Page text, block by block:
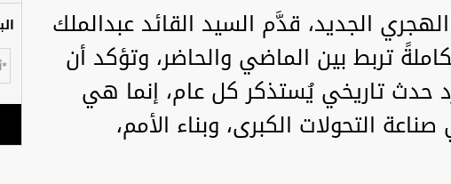
الجديد، قدَّم السيد القائد عبدالملك
تربط بين الماضي والحاضر، وتؤكد أن
حدث تاريخي يُستذكر كل عام، إنما هي
التحولات الكبرى، وبناء الأمم،